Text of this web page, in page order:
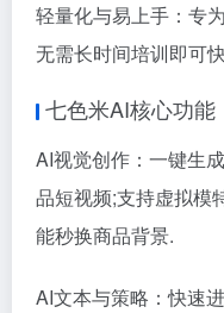
轻量化与易上手：专
无需长时间培训即可
七色米AI核心功能
AI视觉创作：一键生
品短视频;支持虚拟模
能秒换商品背景.
AI文本与策略：快速